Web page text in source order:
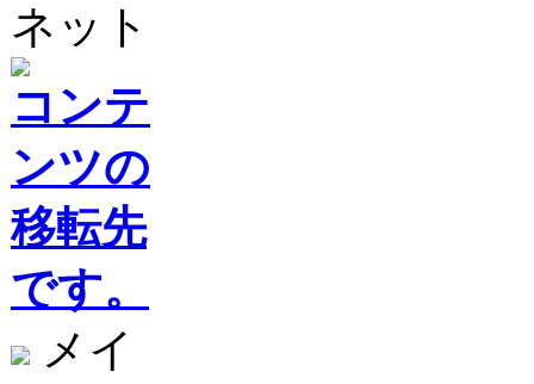
ネット
コンテ
ンツの
移転先
です。
メイ